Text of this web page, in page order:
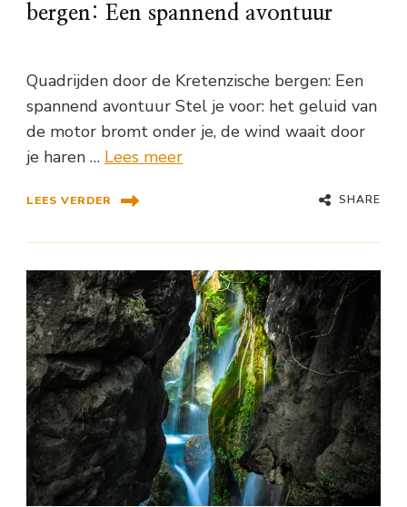
bergen: Een spannend avontuur
Quadrijden door de Kretenzische bergen: Een
spannend avontuur Stel je voor: het geluid van
de motor bromt onder je, de wind waait door
je haren … Lees meer
LEES VERDER SHARE